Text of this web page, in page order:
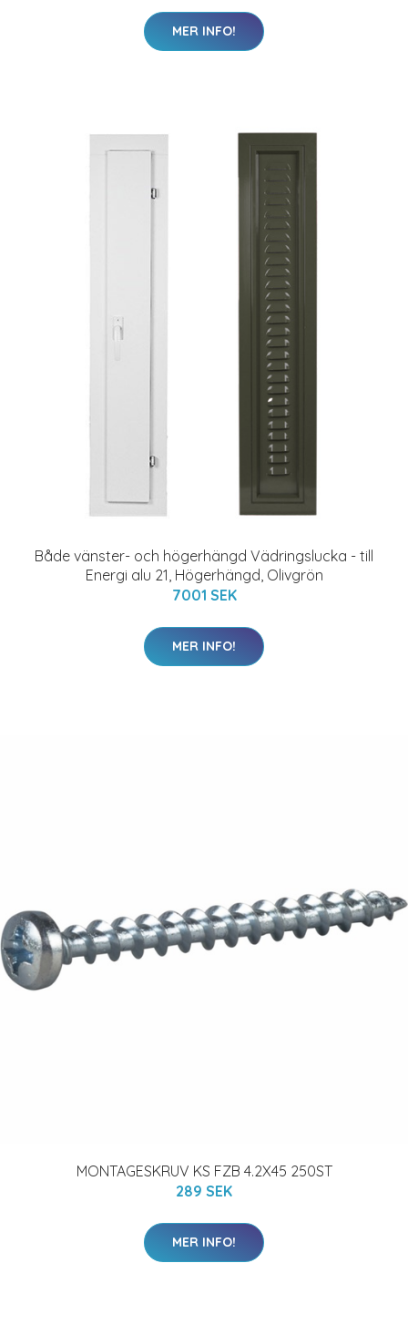
MER INFO!
Både vänster- och högerhängd Vädringslucka - till
Energi alu 21, Högerhängd, Olivgrön
7001 SEK
MER INFO!
MONTAGESKRUV KS FZB 4.2X45 250ST
289 SEK
MER INFO!